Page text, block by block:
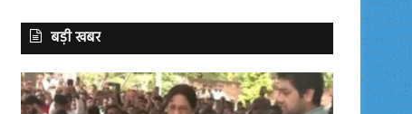
बड़ी खबर